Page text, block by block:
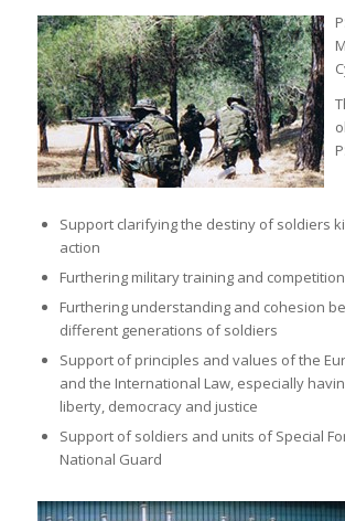
Support clarifying the destiny of soldiers
action
Furthering military training and
Furthering understanding and cohesion
different generations of soldiers
Support of principles and values of the
and the International Law, especially
liberty, democracy and justice
Support of soldiers and units of Special
National Guard